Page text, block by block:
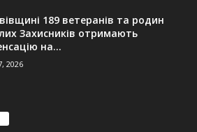
189 ветеранів та родин
Захисників отримають
на...
2026